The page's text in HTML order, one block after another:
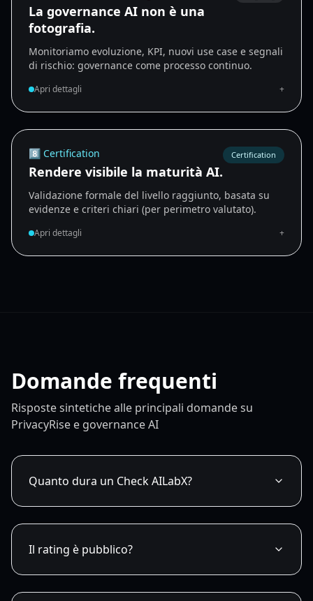
La governance AI non è una
fotografia.
Monitoriamo evoluzione, KPI, nuovi use case e segnali
di rischio: governance come processo continuo.
Apri dettagli +
8️⃣ Certification
Rendere visibile la maturità AI.
Certification
Validazione formale del livello raggiunto, basata su
evidenze e criteri chiari (per perimetro valutato).
Apri dettagli +
Domande frequenti
Risposte sintetiche alle principali domande su
PrivacyRise e governance AI
Quanto dura un Check AILabX?
Il rating è pubblico?